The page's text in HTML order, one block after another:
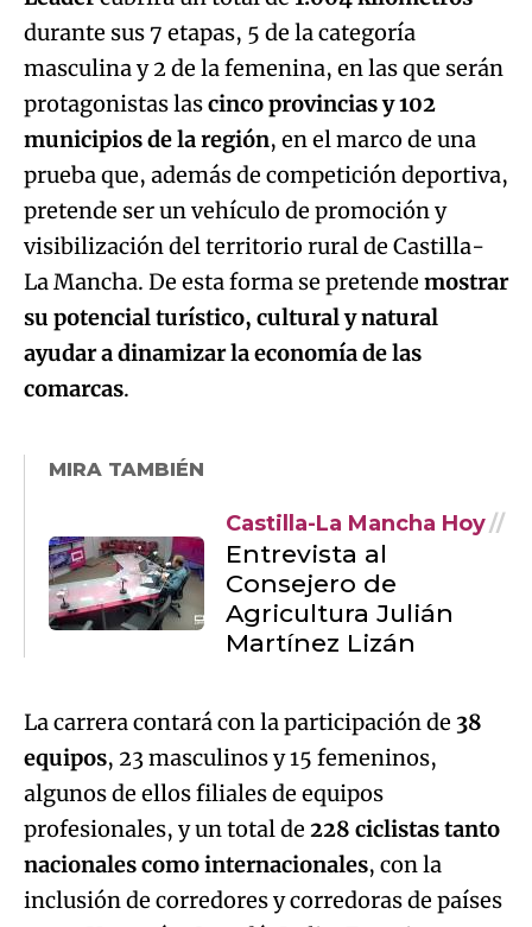
municipios de la región , en el marco de una
prueba que, además de competición deportiva,
pretende ser un vehículo de promoción y
visibilización del territorio rural de Castilla-
La Mancha. De esta forma se pretende mostrar
su potencial turístico, cultural y natural
ayudar a dinamizar la economía de las
comarcas
MIRA TAMBIÉN
Martínez Lizán
La carrera contará con la participación de
equipos, 23 masculinos y 15 femeninos,
profesionales, y un total de 228 ciclistas tanto
nacionales como internacionales , con la
inclusión de corredores y corredoras de países
como Ucracnía, Canadá, Italia, Francia,
Portugal o Paraguay, entre otros.
Con la cobertura de esta II Vuelta Ciclista a